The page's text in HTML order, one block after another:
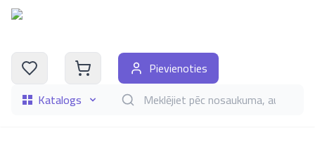
Katalogs Meklēt grāmatas pēc nosaukuma, autora,
Pievienoties